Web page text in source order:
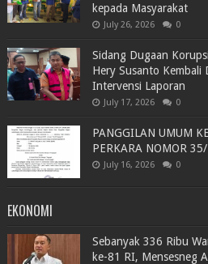
kepada Masyarakat
July 26, 2026 0
Sidang Dugaan
Hery Susanto Kembali
Intervensi Laporan
July 17, 2026 0
PANGGILAN UMUM
PERKARA NOMOR
July 16, 2026 0
EKONOMI
Sebanyak 336 Ribu
ke-81 RI, Mensesneg